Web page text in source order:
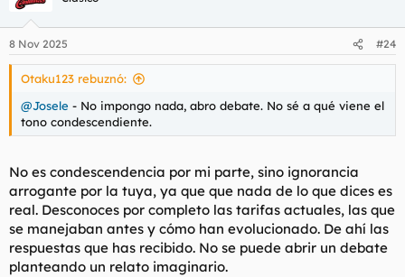
8 Nov 2025 #24
Otaku123 rebuznó:
@Josele - No impongo nada, abro debate. No sé a qué viene el
tono condescendiente.
No es condescendencia por mi parte, sino ignorancia
arrogante por la tuya, ya que que nada de lo que dices es
real. Desconoces por completo las tarifas actuales, las que
se manejaban antes y cómo han evolucionado. De ahí las
respuestas que has recibido. No se puede abrir un debate
planteando un relato imaginario.